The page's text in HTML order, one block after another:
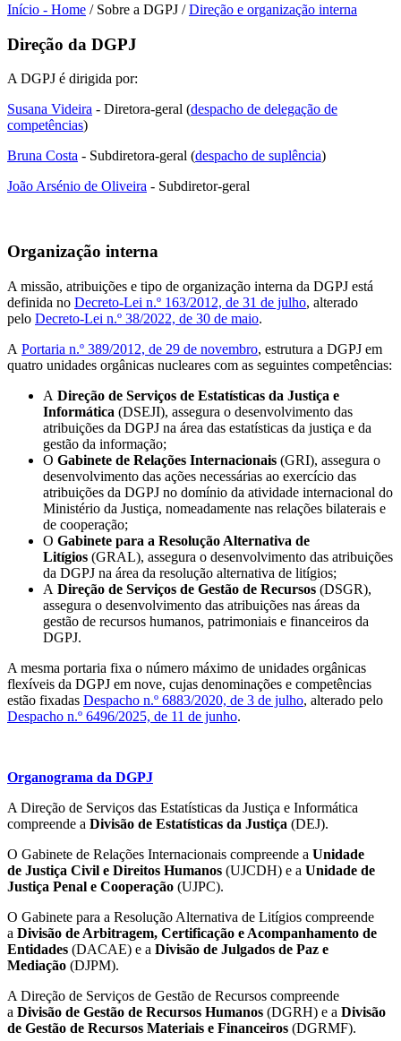
Início - Home / Sobre a DGPJ /Direção e organização interna
Direção da DGPJ
A DGPJ é dirigida por:
Susana Videira - Diretora-geral (despacho de delegação de
competências)
Bruna Costa - Subdiretora-geral (despacho de suplência)
João Arsénio de Oliveira - Subdiretor-geral
Organização interna
A missão, atribuições e tipo de organização interna da DGPJ está
definida no Decreto-Lei n.º 163/2012, de 31 de julho, alterado
pelo Decreto-Lei n.º 38/2022, de 30 de maio.
A Portaria n.º 389/2012, de 29 de novembro, estrutura a DGPJ em
quatro unidades orgânicas nucleares com as seguintes competências:
A Direção de Serviços de Estatísticas da Justiça e
Informática (DSEJI), assegura o desenvolvimento das
atribuições da DGPJ na área das estatísticas da justiça e da
gestão da informação;
O Gabinete de Relações Internacionais (GRI), assegura o
desenvolvimento das ações necessárias ao exercício das
atribuições da DGPJ no domínio da atividade internacional do
Ministério da Justiça, nomeadamente nas relações bilaterais e
de cooperação;
O Gabinete para a Resolução Alternativa de
Litígios (GRAL), assegura o desenvolvimento das atribuições
da DGPJ na área da resolução alternativa de litígios;
A Direção de Serviços de Gestão de Recursos (DSGR),
assegura o desenvolvimento das atribuições nas áreas da
gestão de recursos humanos, patrimoniais e financeiros da
DGPJ.
A mesma portaria fixa o número máximo de unidades orgânicas
flexíveis da DGPJ em nove, cujas denominações e competências
estão fixadas Despacho n.º 6883/2020, de 3 de julho, alterado pelo
Despacho n.º 6496/2025, de 11 de junho.
Organograma da DGPJ
A Direção de Serviços das Estatísticas da Justiça e Informática
compreende a Divisão de Estatísticas da Justiça (DEJ).
O Gabinete de Relações Internacionais compreende a Unidade
de Justiça Civil e Direitos Humanos (UJCDH) e a Unidade de
Justiça Penal e Cooperação (UJPC).
O Gabinete para a Resolução Alternativa de Litígios compreende
a Divisão de Arbitragem, Certificação e Acompanhamento de
Entidades (DACAE) e a Divisão de Julgados de Paz e
Mediação (DJPM).
A Direção de Serviços de Gestão de Recursos compreende
a Divisão de Gestão de Recursos Humanos (DGRH) e a Divisão
de Gestão de Recursos Materiais e Financeiros (DGRMF).